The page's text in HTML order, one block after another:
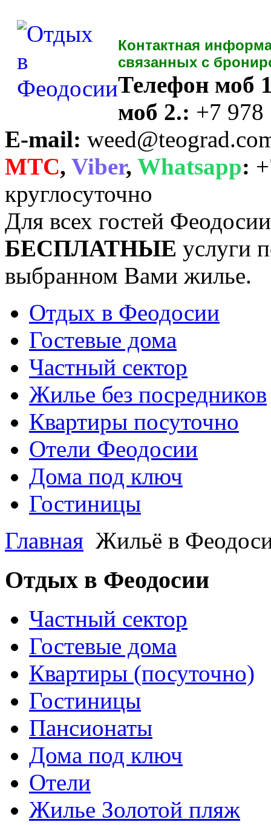
Контактная
связанных с
Телефон моб
моб 2.: +7 978
E-mail:
MTC, Viber, Whatsapp:
круглосуточно
Для всех гостей
БЕСПЛАТНЫЕ услуги
выбранном Вами жилье.
Отдых в Феодосии
Гостевые дома
Частный сектор
Жилье без посредников
Квартиры посуточно
Отели Феодосии
Дома под ключ
Гостиницы
Главная Жильё в
Отдых в Феодосии
Частный сектор
Гостевые дома
Квартиры (посуточно)
Гостиницы
Пансионаты
Дома под ключ
Отели
Жилье Золотой пляж